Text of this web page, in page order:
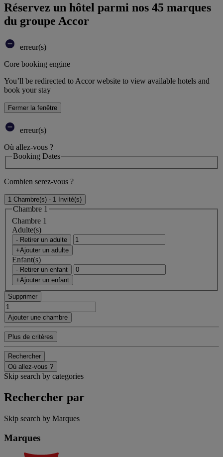
Réservez un hôtel parmi nos 45 marques
du groupe Accor
erreur(s)
Core booking engine
You’ll be redirected to Accor website to view available hotels and
book your stay
Fermer la fenêtre
erreur(s)
Où allez-vous ?
Booking Dates
Combien serez-vous ?
1 Chambre(s) - 1 Invité(s)
Chambre 1
Chambre 1
Adulte(s)
- Retirer un adulte
+Ajouter un adulte
Enfant(s)
- Retirer un enfant
+Ajouter un enfant
Supprimer
Ajouter une chambre
Plus de critères
Rechercher
Où allez-vous ?
Skip search by categories
Rechercher par
Skip search by Marques
Marques